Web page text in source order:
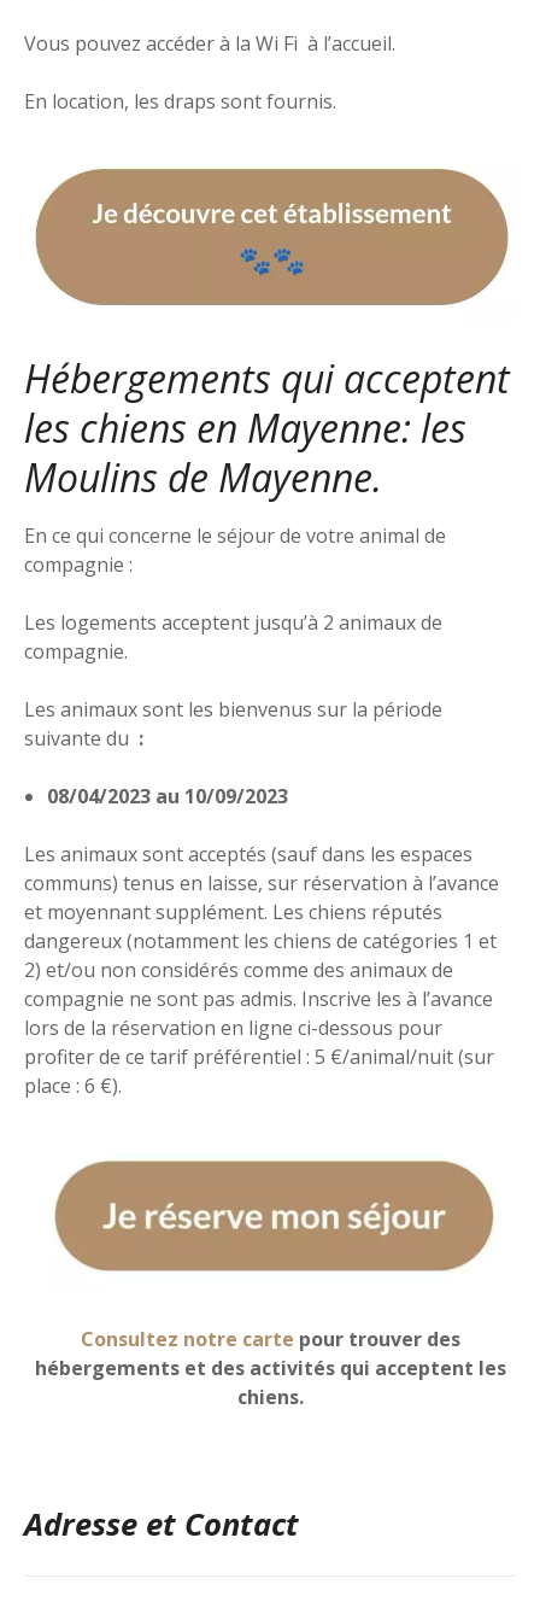
Vous pouvez accéder à la Wi Fi à l’accueil.
En location, les draps sont fournis.
Hébergements qui acceptent
les chiens en Mayenne: les
Moulins de Mayenne.
En ce qui concerne le séjour de votre animal de
compagnie :
Les logements acceptent jusqu’à 2 animaux de
compagnie.
Les animaux sont les bienvenus sur la période
suivante du :
08/04/2023 au 10/09/2023
Les animaux sont acceptés (sauf dans les espaces
communs) tenus en laisse, sur réservation à l’avance
et moyennant supplément. Les chiens réputés
dangereux (notamment les chiens de catégories 1 et
2) et/ou non considérés comme des animaux de
compagnie ne sont pas admis. Inscrive les à l’avance
lors de la réservation en ligne ci-dessous pour
profiter de ce tarif préférentiel : 5 €/animal/nuit (sur
place : 6 €).
Consultez notre carte pour trouver des
hébergements et des activités qui acceptent les
chiens.
Adresse et Contact